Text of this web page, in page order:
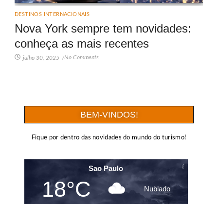
DESTINOS INTERNACIONAIS
Nova York sempre tem novidades:
conheça as mais recentes
julho 30, 2025 /No Comments
BEM-VINDOS!
Fique por dentro das novidades do mundo do turismo!
Sao Paulo
18°C Nublado